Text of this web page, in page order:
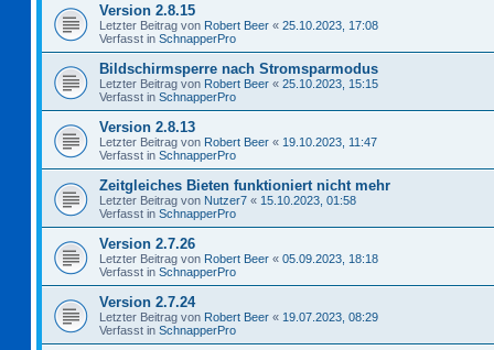
Version 2.8.15
Letzter Beitrag von Robert Beer « 25.10.2023, 17:08
Verfasst in SchnapperPro
Bildschirmsperre nach Stromsparmodus
Letzter Beitrag von Robert Beer « 25.10.2023, 15:15
Verfasst in SchnapperPro
Version 2.8.13
Letzter Beitrag von Robert Beer « 19.10.2023, 11:47
Verfasst in SchnapperPro
Zeitgleiches Bieten funktioniert nicht mehr
Letzter Beitrag von Nutzer7 « 15.10.2023, 01:58
Verfasst in SchnapperPro
Version 2.7.26
Letzter Beitrag von Robert Beer « 05.09.2023, 18:18
Verfasst in SchnapperPro
Version 2.7.24
Letzter Beitrag von Robert Beer « 19.07.2023, 08:29
Verfasst in SchnapperPro